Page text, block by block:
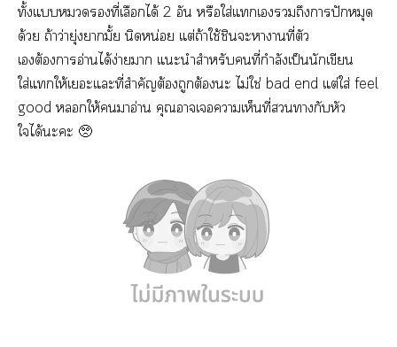
ทั้งแที่เลือกได้ 2 อัน หรือใส่แเถึงาปักหมุด
ด้วย ถ้าว่ายุ่งามั้ย นิดหน่อย แต่ถ้าใช้ชินะาานที่ตัว
เต้องาอ่านได้ง่ายา แะนำสำหรับคนที่กำลังเป็นนักเขียน
ใส่แให้เะแะที่สำคัญต้องถูกต้องะ ไม่ใช่ bad end แต่ใส่ feel
good ให้าอ่าน คุณาเาเห็นที่ากับหัว
ใได้ะะ 🥺